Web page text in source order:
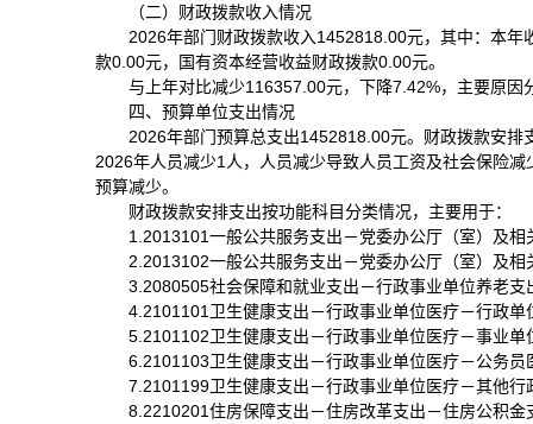
（二）财政拨款收入情况
2026年部门财政拨款收入1452818.00元，其中：本
款0.00元，国有资本经营收益财政拨款0.00元。
与上年对比减少116357.00元，下降7.42%，主要原
四、预算单位支出情况
2026年部门预算总支出1452818.00元。财政拨款安
2026年人员减少1人，人员减少导致人员工资及社会保险
预算减少。
财政拨款安排支出按功能科目分类情况，主要用于：
1.2013101一般公共服务支出－党委办公厅（室）及
2.2013102一般公共服务支出－党委办公厅（室）及
3.2080505社会保障和就业支出－行政事业单位养老
4.2101101卫生健康支出－行政事业单位医疗－行政
5.2101102卫生健康支出－行政事业单位医疗－事业
6.2101103卫生健康支出－行政事业单位医疗－公务
7.2101199卫生健康支出－行政事业单位医疗－其他
8.2210201住房保障支出－住房改革支出－住房公积